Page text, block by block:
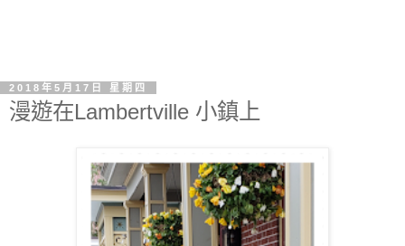
2018年5月17日 星期四
漫遊在Lambertville 小鎮上